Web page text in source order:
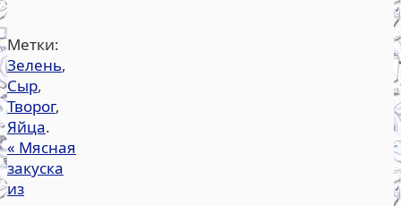
Метки:
Зелень,
Сыр,
Творог,
Яйца.
« Мясная
закуска
из